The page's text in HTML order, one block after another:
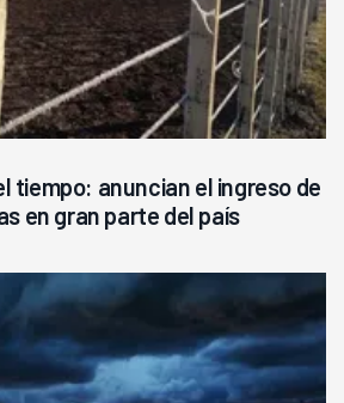
tiempo: anuncian el ingreso de
en gran parte del país